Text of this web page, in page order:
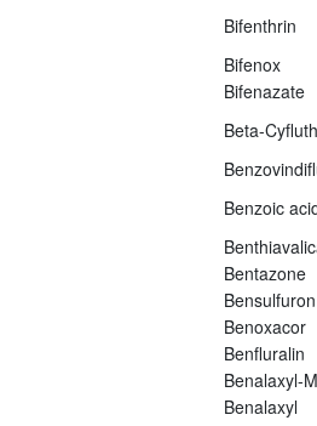
Bifenthrin
Bifenox
Bifenazate
Beta-
Benzoic
Bentazone
Bensulfuron
Benoxacor
Benfluralin
Benalaxyl-M
Benalaxyl